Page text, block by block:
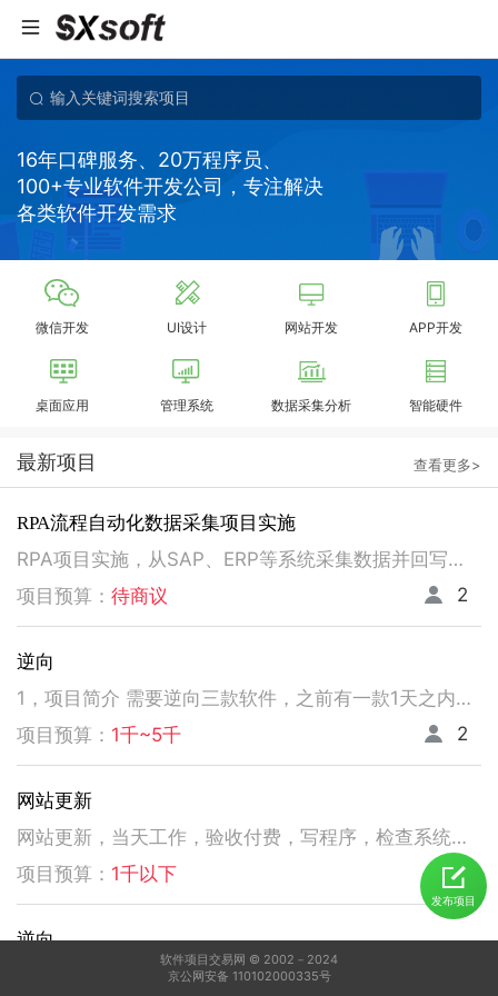
16年口碑服务、20万程序员、
100+专业软件开发公司，专注解决
各类软件开发需求
微信开发 UI设计 网站开发 APP开发
桌面应用 管理系统 数据采集分析 智能硬件
最新项目 查看更多>
RPA流程自动化数据采集项目实施
RPA项目实施，从SAP、ERP等系统采集数据并回写。请注意以下要求，不符合者请勿扰！ 1、熟悉掌握国内主流RPA设计实施，如弘玑、来也、艺赛旗等产品； 2、有大中型企业RPA流程设计、实施项目经验； 3、非远程、需要现场实施！！！！！！！
项目预算： 待商议 2
逆向
1，项目简介 需要逆向三款软件，之前有一款1天之内有人已经逆向出来，交付给我了。 2，功能需求 逆向出来后，不做任何功能改变，做加密授权就可以了三、人员要求 3，人员要求 精通逆向，做事速度快。不拖延项目进度，能保持实时交流，按时交付。 平台功能可正常使用，无明显bug。 提供项目源码
项目预算： 1千~5千 2
网站更新
网站更新，当天工作，验收付费，写程序，检查系统，更新资料库，按发现问题及时处理，写新的广州话A l软件
项目预算： 1千以下 5
逆向
发布项目
软件项目交易网 © 2002－2024
京公网安备 110102000335号